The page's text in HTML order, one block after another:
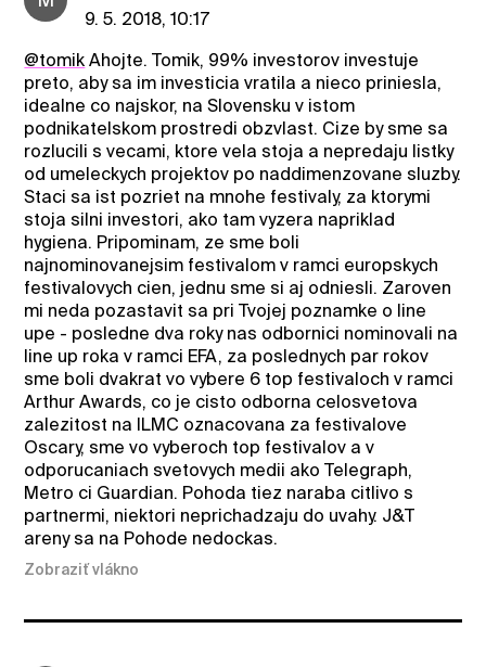
9. 5. 2018, 10:17
@tomik Ahojte. Tomik, 99% investorov investuje
preto, aby sa im investicia vratila a nieco priniesla,
idealne co najskor, na Slovensku v istom
podnikatelskom prostredi obzvlast. Cize by sme sa
rozlucili s vecami, ktore vela stoja a nepredaju listky
od umeleckych projektov po naddimenzovane sluzby.
Staci sa ist pozriet na mnohe festivaly, za ktorymi
stoja silni investori, ako tam vyzera napriklad
hygiena. Pripominam, ze sme boli
najnominovanejsim festivalom v ramci europskych
festivalovych cien, jednu sme si aj odniesli. Zaroven
mi neda pozastavit sa pri Tvojej poznamke o line
upe - posledne dva roky nas odbornici nominovali na
line up roka v ramci EFA, za poslednych par rokov
sme boli dvakrat vo vybere 6 top festivaloch v ramci
Arthur Awards, co je cisto odborna celosvetova
zalezitost na ILMC oznacovana za festivalove
Oscary, sme vo vyberoch top festivalov a v
odporucaniach svetovych medii ako Telegraph,
Metro ci Guardian. Pohoda tiez naraba citlivo s
partnermi, niektori neprichadzaju do uvahy. J&T
areny sa na Pohode nedockas.
Zobraziť vlákno